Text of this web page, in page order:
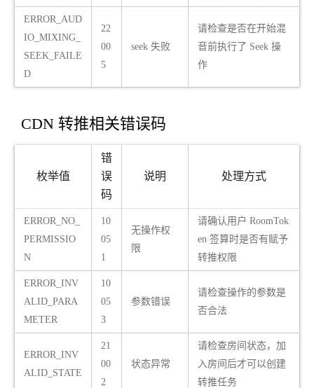
ERROR_AUD
IO_MIXING_
SEEK_FAILE
D
22
00
5
seek 失败
请检查是否在开始混
音前执行了 Seek 操
作
CDN 转推相关错误码
枚举值
错
误
码
说明 处理方式
ERROR_NO_
PERMISSIO
N
10
05
1
无操作权
限
请确认用户 RoomTok
en 签算时是否有赋予
转推权限
ERROR_INV
ALID_PARA
METER
10
05
3
参数错误
请检查操作的参数是
否合法
ERROR_INV
ALID_STATE
21
00
2
状态异常
请检查房间状态，加
入房间后才可以创建
转推任务